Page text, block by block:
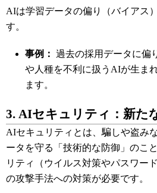
AIは学習データの偏り（バイアス
す。
事例： 過去の採用データに偏
や人種を不利に扱うAIが生ま
ます。
3. AIセキュリティ：新た
AIセキュリティとは、騙しや盗み
ータを守る「技術的な防御」のこ
リティ（ウイルス対策やパスワー
の攻撃手法への対策が必要です。